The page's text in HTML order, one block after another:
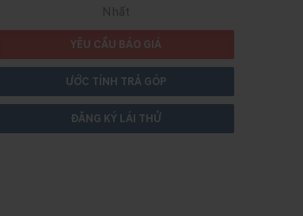
Nhất
YÊU CẦU BÁO GIÁ
ƯỚC TÍNH TRẢ GÓP
ĐĂNG KÝ LÁI THỬ